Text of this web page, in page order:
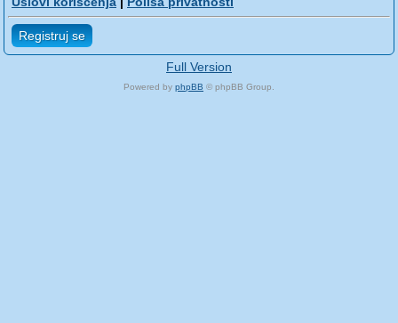
Registruj se
Full Version
Powered by phpBB © phpBB Group.